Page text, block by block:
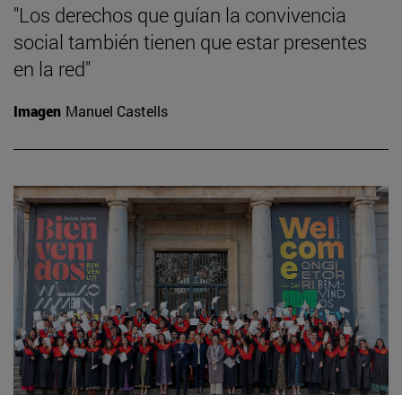
"Los derechos que guían la convivencia
social también tienen que estar presentes
en la red"
Imagen Manuel Castells